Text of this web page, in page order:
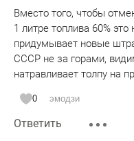
Вместо того, чтобы
1 литре топлива 60%
придумывает новые
СССР не за горами,
натравливает толпу на
0 эмодзи
Ответить